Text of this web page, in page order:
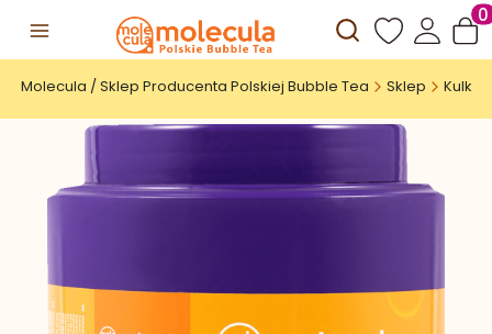
Otwórz
Molecula / Sklep Producenta Polskiej Bubble Tea Sklep Kulki